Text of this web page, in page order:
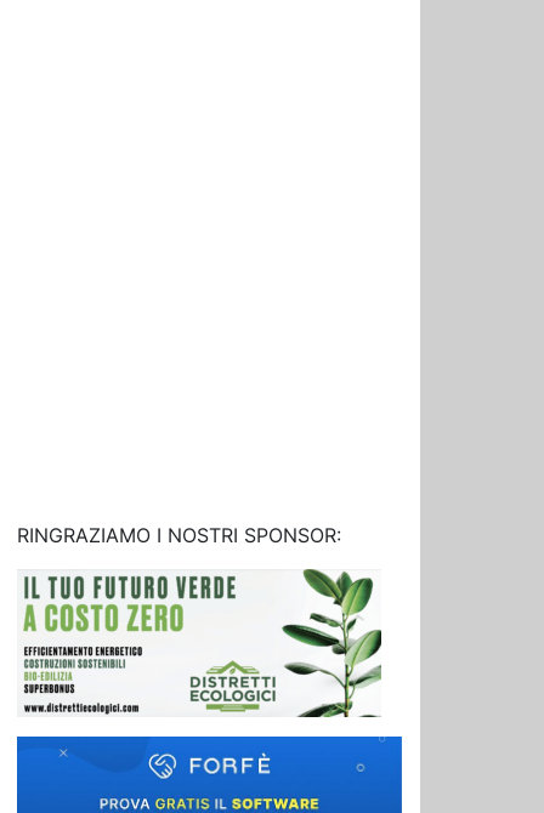
RINGRAZIAMO I NOSTRI SPONSOR: